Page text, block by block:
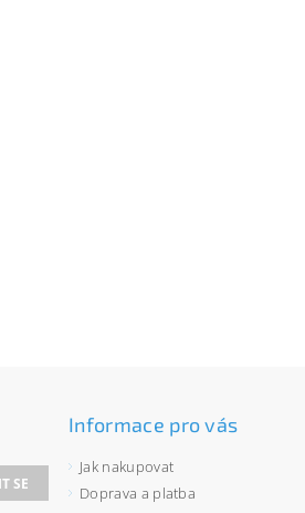
Informace pro vás
Jak nakupovat
Doprava a platba